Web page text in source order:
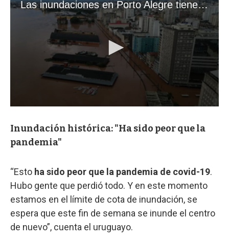
Inundación histórica: "Ha sido peor que la
pandemia"
“Esto ha sido peor que la pandemia de covid-19.
Hubo gente que perdió todo. Y en este momento
estamos en el límite de cota de inundación, se
espera que este fin de semana se inunde el centro
de nuevo”, cuenta el uruguayo.